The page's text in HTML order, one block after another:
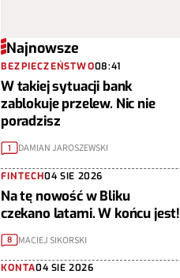
Najnowsze
BEZPIECZEŃSTWO08:41
W takiej sytuacji bank
zablokuje przelew. Nic nie
poradzisz
1 DAMIAN JAROSZEWSKI
FINTECH04 SIE 2026
Na tę nowość w Bliku
czekano latami. W końcu jest!
8 MACIEJ SIKORSKI
KONTA04 SIE 2026